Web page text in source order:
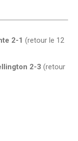
2-1 (retour le 12
2-3 (retour